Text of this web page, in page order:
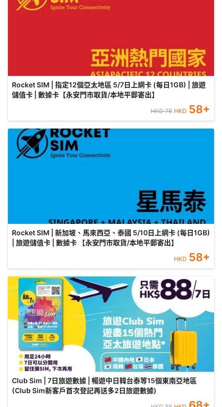
Rocket SIM | 指定12個亞太地區 5/7日上網卡 (每日1GB) | 旅遊
儲值卡 | 數據卡【永安門市取貨/本地平郵寄出】
HKD78 HKD 58+
Rocket SIM | 新加坡、馬來西亞、泰國 5/10日上網卡 (每日1GB)
| 旅遊儲值卡 | 數據卡 【永安門市取貨/本地平郵寄出】
HKD 58+
Club Sim | 7日旅遊數據 | 暢遊中日韓台泰等15個東南亞地區
(Club Sim新客戶首次登記再送多2日旅遊數據)